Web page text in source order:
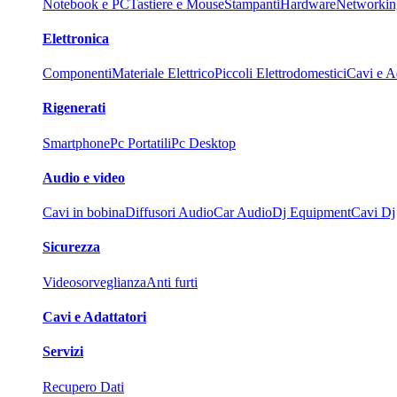
Notebook e PCTastiere e MouseStampantiHardware
Elettronica
ComponentiMateriale ElettricoPiccoli ElettrodomesticiCavi e
Rigenerati
SmartphonePc PortatiliPc Desktop
Audio e video
Cavi in bobinaDiffusori AudioCar AudioDj EquipmentCavi Dj
Sicurezza
VideosorveglianzaAnti furti
Cavi e Adattatori
Servizi
Recupero Dati